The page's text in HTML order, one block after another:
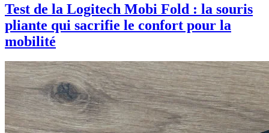
Test de la Logitech Mobi Fold : la souris
pliante qui sacrifie le confort pour la
mobilité